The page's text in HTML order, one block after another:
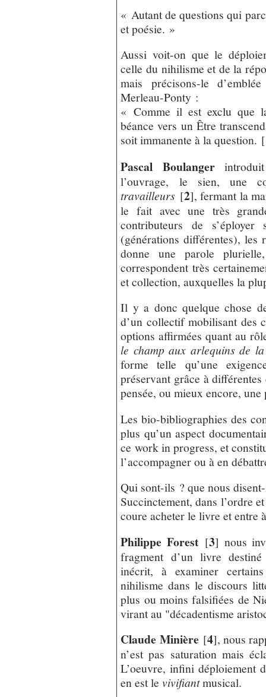
« Autant de questions qui
et poésie. »
Aussi voit-on que le
celle du nihilisme et de la
mais précisons-le
Merleau-Ponty :
« Comme il est exclu que
béance vers un Être
soit immanente à la question. [
Pascal Boulangerintroduit
l’ouvrage, le sien, une
travailleurs [2], fermant la
le fait avec une très
contributeurs de
(générations différentes), les
donne une parole
correspondent très
et collection, auxquelles la
Il y a donc quelque chose
d’un collectif mobilisant des
options affirmées quant au
le champ aux arlequins de
forme telle qu’une
préservant grâce à
pensée, ou mieux encore, une
Les bio-bibliographies des
plus qu’un aspect
ce work in progress, et
l’accompagner ou à en
Qui sont-ils ? que nous
Succinctement, dans l’ordre
coure acheter le livre et entre
Philippe Forest[3] nous
fragment d’un livre
inécrit, à examiner
nihilisme dans le discours
plus ou moins falsifiées de
virant au "décadentisme
Claude Minière[4], nous
n’est pas saturation mais
L’oeuvre, infini déploiement
en est levivifiantmusical.